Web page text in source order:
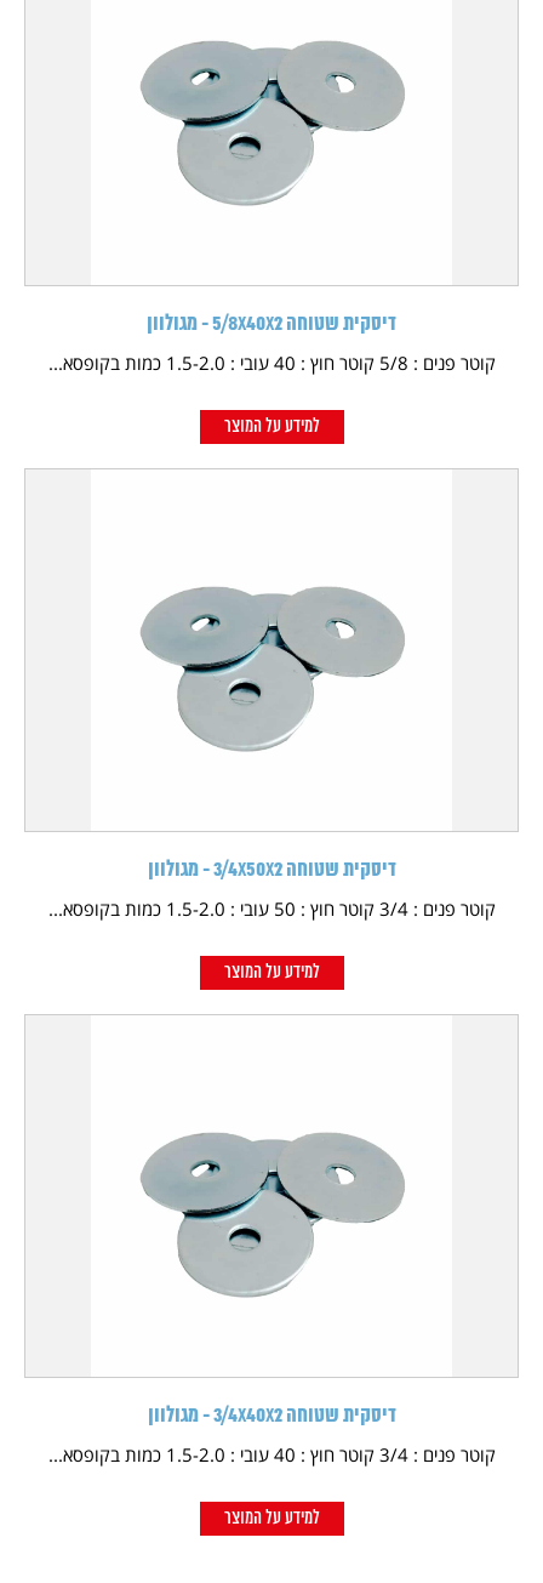
דיסקית שטוחה 5/8X40X2 - מגולוון
קוטר פנים : 5/8 קוטר חוץ : 40 עובי : 1.5-2.0 כמות בקופסא...
למידע על המוצר
דיסקית שטוחה 3/4X50X2 - מגולוון
קוטר פנים : 3/4 קוטר חוץ : 50 עובי : 1.5-2.0 כמות בקופסא...
למידע על המוצר
דיסקית שטוחה 3/4X40X2 - מגולוון
קוטר פנים : 3/4 קוטר חוץ : 40 עובי : 1.5-2.0 כמות בקופסא...
למידע על המוצר